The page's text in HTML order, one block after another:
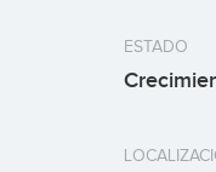
ESTADO